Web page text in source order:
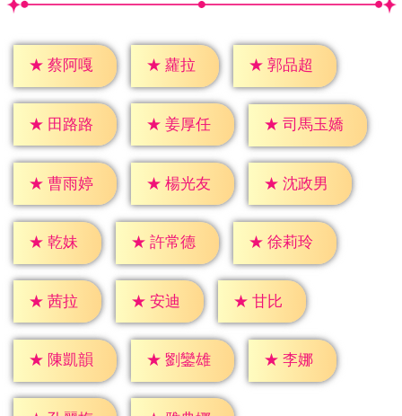
★ 蔡阿嘎 ★ 蘿拉 ★ 郭品超
★ 田路路 ★ 姜厚任 ★ 司馬玉嬌
★ 曹雨婷 ★ 楊光友 ★ 沈政男
★ 乾妹 ★ 許常德 ★ 徐莉玲
★ 茜拉 ★ 安迪 ★ 甘比
★ 陳凱韻 ★ 劉鑾雄 ★ 李娜